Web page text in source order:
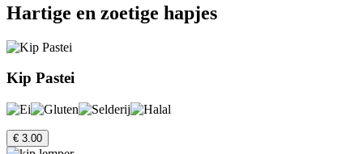
Hartige en zoetige hapjes
Kip Pastei
€ 3.00